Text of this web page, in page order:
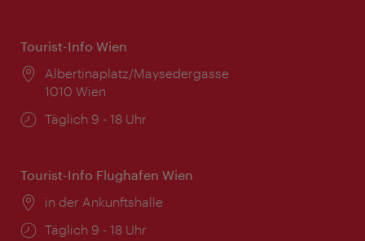
Tourist-Info Wien
Ort:
Albertinaplatz/Maysedergasse
1010 Wien
Öffnungszeiten:
Täglich 9 - 18 Uhr
Tourist-Info Flughafen Wien
Ort:
in der Ankunftshalle
Öffnungszeiten:
Täglich 9 - 18 Uhr